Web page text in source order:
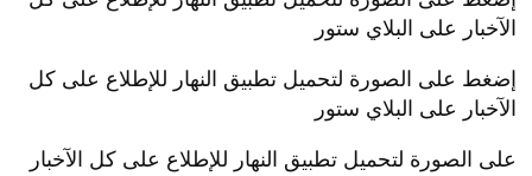
الآخبار على البلاي ستور
إضغط على الصورة لتحميل تطبيق النهار للإطلاع على كل
الآخبار على البلاي ستور
على الصورة لتحميل تطبيق النهار للإطلاع على كل الآخبار